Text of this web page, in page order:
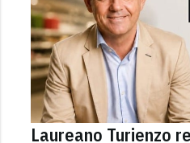
Laureano Turienzo